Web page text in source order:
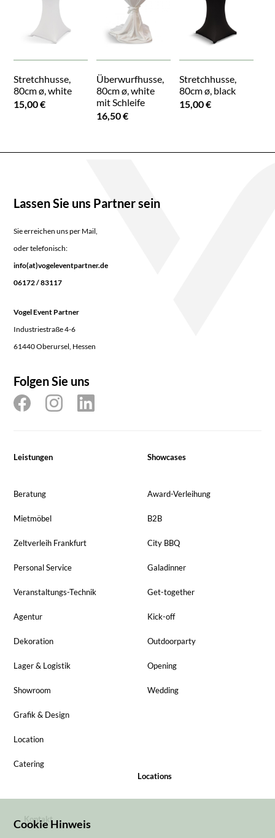
Stretchhusse,
80cm ø, white
15,00 €
Überwurfhusse,
80cm ø, white
mit Schleife
16,50 €
Stretchhusse,
80cm ø, black
15,00 €
Lassen Sie uns Partner sein
Sie erreichen uns per Mail,
oder telefonisch:
info(at)vogeleventpartner.de
06172 / 83117
Vogel Event Partner
Industriestraße 4-6
61440 Oberursel, Hessen
Folgen Sie uns
Leistungen
Beratung
Mietmöbel
Zeltverleih Frankfurt
Personal Service
Veranstaltungs-Technik
Agentur
Dekoration
Lager & Logistik
Showroom
Grafik & Design
Location
Catering
Showcases
Award-Verleihung
B2B
City BBQ
Galadinner
Get-together
Kick-off
Outdoorparty
Opening
Wedding
Locations
Kontakt
Cookie Hinweis